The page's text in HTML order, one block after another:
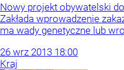
Nowy projekt obywatelski
Zakłada wprowadzenie
ma wady genetyczne lub
26 wrz 2013 18:00
Kraj